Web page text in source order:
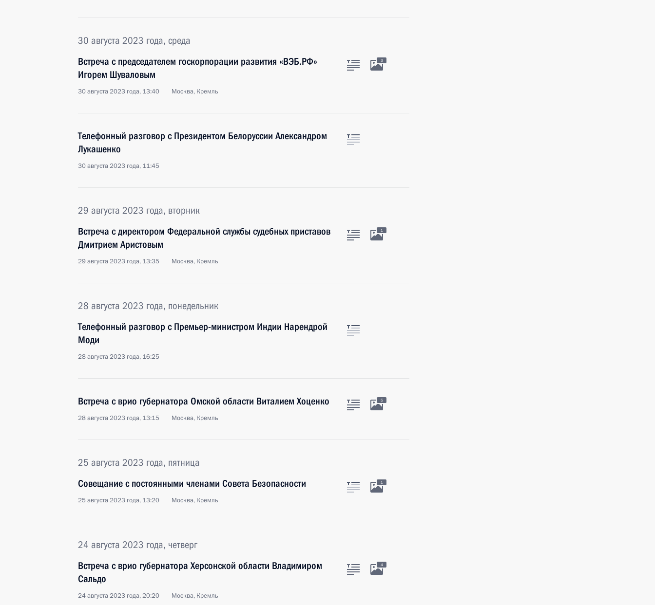
30 августа 2023 года, среда
Встреча с председателем госкорпорации развития «ВЭБ.РФ»
Игорем Шуваловым
30 августа 2023 года, 13:40 Москва, Кремль
3
Телефонный разговор с Президентом Белоруссии Александром
Лукашенко
30 августа 2023 года, 11:45
29 августа 2023 года, вторник
Встреча с директором Федеральной службы судебных приставов
Дмитрием Аристовым
29 августа 2023 года, 13:35 Москва, Кремль
1
28 августа 2023 года, понедельник
Телефонный разговор с Премьер-министром Индии Нарендрой
Моди
28 августа 2023 года, 16:25
Встреча с врио губернатора Омской области Виталием Хоценко
28 августа 2023 года, 13:15 Москва, Кремль
5
25 августа 2023 года, пятница
Совещание с постоянными членами Совета Безопасности
25 августа 2023 года, 13:20 Москва, Кремль
1
24 августа 2023 года, четверг
Встреча с врио губернатора Херсонской области Владимиром
Сальдо
24 августа 2023 года, 20:20 Москва, Кремль
4